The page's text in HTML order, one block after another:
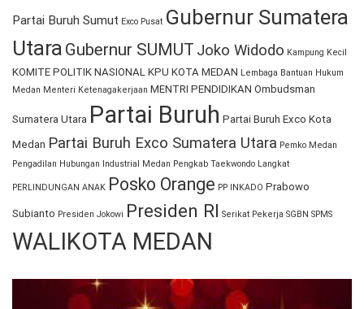
Partai Buruh Sumut Exco Pusat Gubernur Sumatera
Utara Gubernur SUMUT Joko Widodo Kampung Kecil
KOMITE POLITIK NASIONAL KPU KOTA MEDAN Lembaga Bantuan Hukum
Medan Menteri Ketenagakerjaan MENTRI PENDIDIKAN Ombudsman
Sumatera Utara Partai Buruh Partai Buruh Exco Kota
Medan Partai Buruh Exco Sumatera Utara Pemko Medan
Pengadilan Hubungan Industrial Medan Pengkab Taekwondo Langkat
PERLINDUNGAN ANAK Posko Orange PP INKADO Prabowo
Subianto Presiden Jokowi Presiden RI Serikat Pekerja SGBN SPMS
WALIKOTA MEDAN